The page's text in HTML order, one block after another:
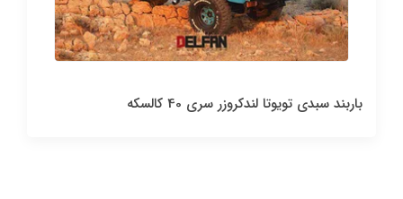
باربند سبدی تویوتا لندکروزر سری 40 کالسکه